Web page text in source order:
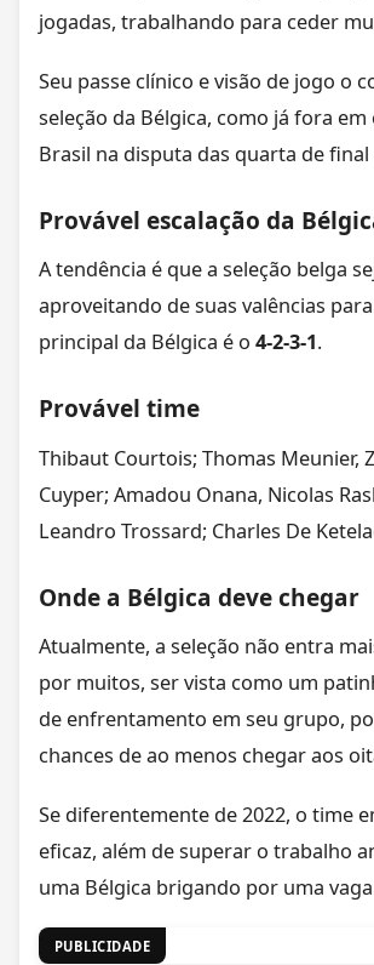
jogadas, trabalhando para ceder
Seu passe clínico e visão de jogo o
seleção da Bélgica, como já fora
Brasil na disputa das quarta de final
Provável escalação da
A tendência é que a seleção belga
aproveitando de suas valências
principal da Bélgica é o 4-2-3-1.
Provável time
Thibaut Courtois; Thomas Meunier,
Cuyper; Amadou Onana, Nicolas
Leandro Trossard; Charles De
Onde a Bélgica deve chegar
Atualmente, a seleção não entra
por muitos, ser vista como um
de enfrentamento em seu grupo,
chances de ao menos chegar aos
Se diferentemente de 2022, o time
eficaz, além de superar o trabalho
uma Bélgica brigando por uma
PUBLICIDADE